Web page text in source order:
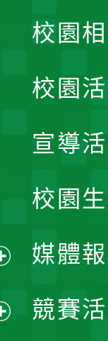
校園
校園
宣導
校園
媒體
競賽